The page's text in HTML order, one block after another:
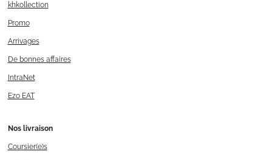
khkollection
Promo
Arrivages
De bonnes affaires
IntraNet
Ezo EAT
Nos livraison
Coursier(e)s